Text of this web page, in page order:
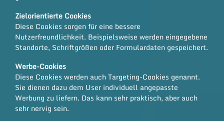
Zielorientierte Cookies
Diese Cookies sorgen für eine bessere
Nutzerfreundlichkeit. Beispielsweise werden eingegebene
Standorte, Schriftgrößen oder Formulardaten gespeichert.
Werbe-Cookies
Diese Cookies werden auch Targeting-Cookies genannt.
Sie dienen dazu dem User individuell angepasste
Werbung zu liefern. Das kann sehr praktisch, aber auch
sehr nervig sein.